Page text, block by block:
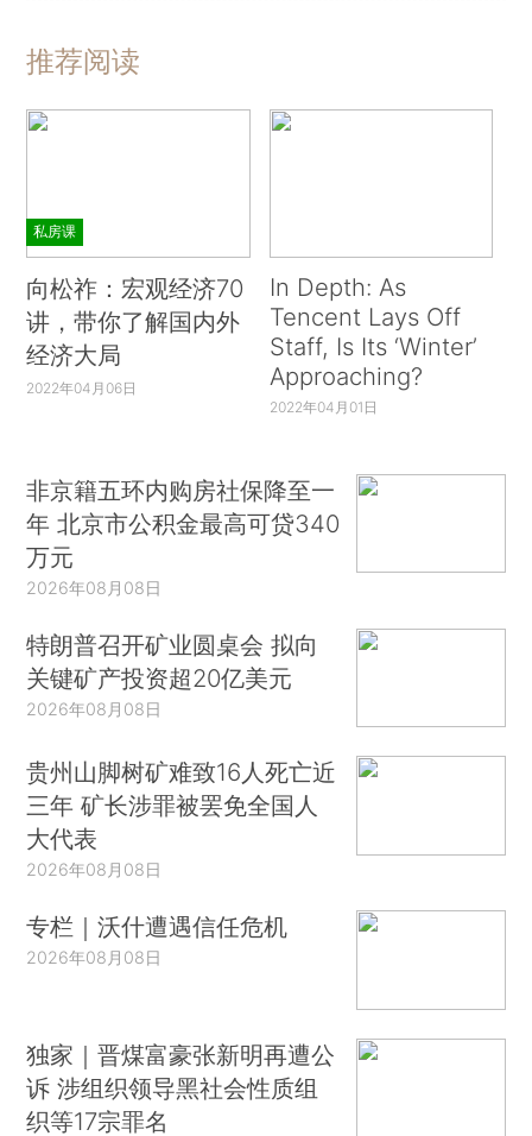
推荐阅读
私房课
向松祚：宏观经济70
讲，带你了解国内外
经济大局
2022年04月06日
In Depth: As
Tencent Lays Off
Staff, Is Its ‘Winter’
Approaching?
2022年04月01日
非京籍五环内购房社保降至一
年 北京市公积金最高可贷340
万元
2026年08月08日
特朗普召开矿业圆桌会 拟向
关键矿产投资超20亿美元
2026年08月08日
贵州山脚树矿难致16人死亡近
三年 矿长涉罪被罢免全国人
大代表
2026年08月08日
专栏｜沃什遭遇信任危机
2026年08月08日
独家｜晋煤富豪张新明再遭公
诉 涉组织领导黑社会性质组
织等17宗罪名